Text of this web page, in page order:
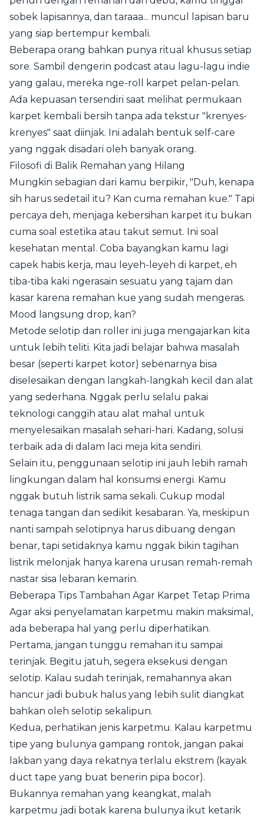
sobek lapisannya, dan taraaa... muncul lapisan baru
yang siap bertempur kembali.
Beberapa orang bahkan punya ritual khusus setiap
sore. Sambil dengerin podcast atau lagu-lagu indie
yang galau, mereka nge-roll karpet pelan-pelan.
Ada kepuasan tersendiri saat melihat permukaan
karpet kembali bersih tanpa ada tekstur "krenyes-
krenyes" saat diinjak. Ini adalah bentuk self-care
yang nggak disadari oleh banyak orang.
Filosofi di Balik Remahan yang Hilang
Mungkin sebagian dari kamu berpikir, "Duh, kenapa
sih harus sedetail itu? Kan cuma remahan kue." Tapi
percaya deh, menjaga kebersihan karpet itu bukan
cuma soal estetika atau takut semut. Ini soal
kesehatan mental. Coba bayangkan kamu lagi
capek habis kerja, mau leyeh-leyeh di karpet, eh
tiba-tiba kaki ngerasain sesuatu yang tajam dan
kasar karena remahan kue yang sudah mengeras.
Mood langsung drop, kan?
Metode selotip dan roller ini juga mengajarkan kita
untuk lebih teliti. Kita jadi belajar bahwa masalah
besar (seperti karpet kotor) sebenarnya bisa
diselesaikan dengan langkah-langkah kecil dan alat
yang sederhana. Nggak perlu selalu pakai
teknologi canggih atau alat mahal untuk
menyelesaikan masalah sehari-hari. Kadang, solusi
terbaik ada di dalam laci meja kita sendiri.
Selain itu, penggunaan selotip ini jauh lebih ramah
lingkungan dalam hal konsumsi energi. Kamu
nggak butuh listrik sama sekali. Cukup modal
tenaga tangan dan sedikit kesabaran. Ya, meskipun
nanti sampah selotipnya harus dibuang dengan
benar, tapi setidaknya kamu nggak bikin tagihan
listrik melonjak hanya karena urusan remah-remah
nastar sisa lebaran kemarin.
Beberapa Tips Tambahan Agar Karpet Tetap Prima
Agar aksi penyelamatan karpetmu makin maksimal,
ada beberapa hal yang perlu diperhatikan.
Pertama, jangan tunggu remahan itu sampai
terinjak. Begitu jatuh, segera eksekusi dengan
selotip. Kalau sudah terinjak, remahannya akan
hancur jadi bubuk halus yang lebih sulit diangkat
bahkan oleh selotip sekalipun.
Kedua, perhatikan jenis karpetmu. Kalau karpetmu
tipe yang bulunya gampang rontok, jangan pakai
lakban yang daya rekatnya terlalu ekstrem (kayak
duct tape yang buat benerin pipa bocor).
Bukannya remahan yang keangkat, malah
karpetmu jadi botak karena bulunya ikut ketarik